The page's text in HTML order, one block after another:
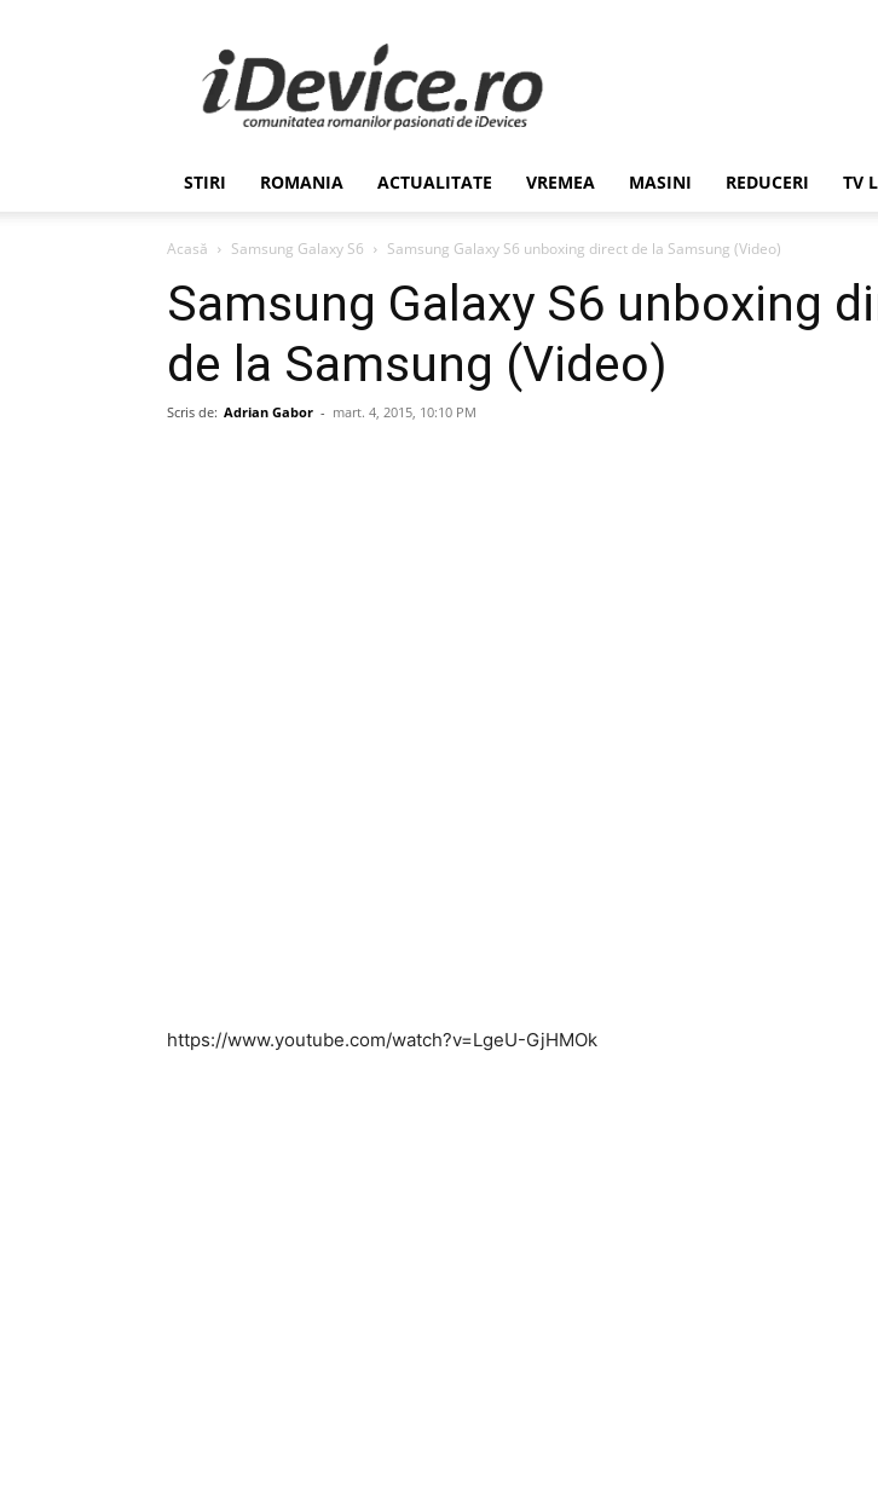
Stiri
de
Ultima
Ora
Romania,
Economie,
–
iDevice.ro
STIRI ROMANIA ACTUALITATE VREMEA MASINI REDUCERI TV
Acasă Samsung Galaxy S6 Samsung Galaxy S6 unboxing direct de la Samsung (Video)
Samsung Galaxy S6 unboxing
de la Samsung (Video)
Scris de: Adrian Gabor - mart. 4, 2015, 10:10 PM
https://www.youtube.com/watch?v=LgeU-GjHMOk